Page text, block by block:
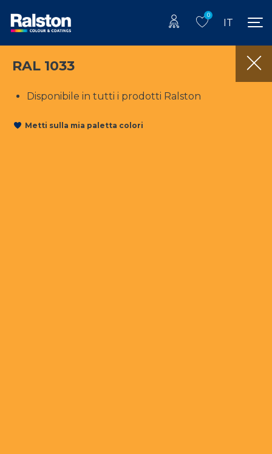
0
IT
RAL 1033
Disponibile in tutti i prodotti Ralston
Metti sulla mia paletta colori